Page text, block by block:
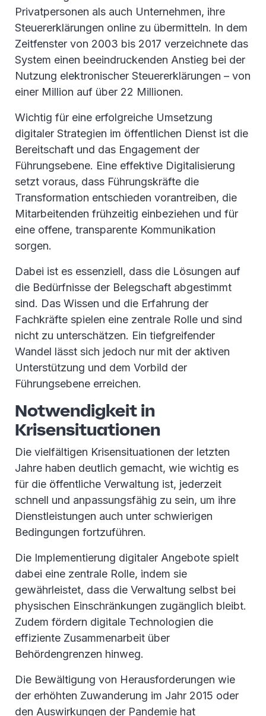
Privatpersonen als auch Unternehmen, ihre
Steuererklärungen online zu übermitteln. In dem
Zeitfenster von 2003 bis 2017 verzeichnete das
System einen beeindruckenden Anstieg bei der
Nutzung elektronischer Steuererklärungen – von
einer Million auf über 22 Millionen.
Wichtig für eine erfolgreiche Umsetzung
digitaler Strategien im öffentlichen Dienst ist die
Bereitschaft und das Engagement der
Führungsebene. Eine effektive Digitalisierung
setzt voraus, dass Führungskräfte die
Transformation entschieden vorantreiben, die
Mitarbeitenden frühzeitig einbeziehen und für
eine offene, transparente Kommunikation
sorgen.
Dabei ist es essenziell, dass die Lösungen auf
die Bedürfnisse der Belegschaft abgestimmt
sind. Das Wissen und die Erfahrung der
Fachkräfte spielen eine zentrale Rolle und sind
nicht zu unterschätzen. Ein tiefgreifender
Wandel lässt sich jedoch nur mit der aktiven
Unterstützung und dem Vorbild der
Führungsebene erreichen.
Notwendigkeit in
Krisensituationen
Die vielfältigen Krisensituationen der letzten
Jahre haben deutlich gemacht, wie wichtig es
für die öffentliche Verwaltung ist, jederzeit
schnell und anpassungsfähig zu sein, um ihre
Dienstleistungen auch unter schwierigen
Bedingungen fortzuführen.
Die Implementierung digitaler Angebote spielt
dabei eine zentrale Rolle, indem sie
gewährleistet, dass die Verwaltung selbst bei
physischen Einschränkungen zugänglich bleibt.
Zudem fördern digitale Technologien die
effiziente Zusammenarbeit über
Behördengrenzen hinweg.
Die Bewältigung von Herausforderungen wie
der erhöhten Zuwanderung im Jahr 2015 oder
den Auswirkungen der Pandemie hat